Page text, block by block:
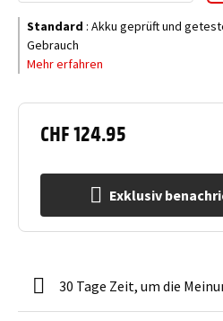
CHF 124.95
Exklusiv
Standard : Akku geprüft und
Gebrauch
Mehr erfahren
30 Tage Zeit, um die